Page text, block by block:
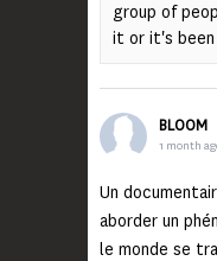
group of
it or it's
BLOOM
1 month
Un
aborder un
le monde se